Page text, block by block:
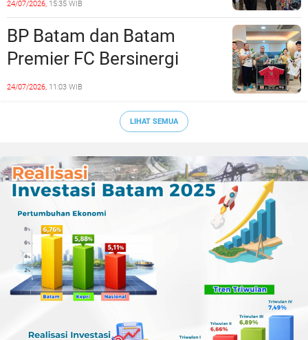
Era Digital
24/07/2026, 15:35 WIB
BP Batam dan Batam
Premier FC Bersinergi
Cetak Generasi Emas
24/07/2026, 11:03 WIB
LIHAT SEMUA